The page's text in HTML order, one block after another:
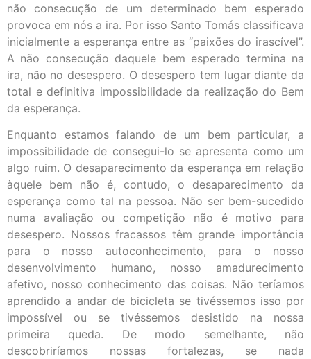
não consecução de um determinado bem esperado
provoca em nós a ira. Por isso Santo Tomás classificava
inicialmente a esperança entre as “paixões do irascível”.
A não consecução daquele bem esperado termina na
ira, não no desespero. O desespero tem lugar diante da
total e definitiva impossibilidade da realização do Bem
da esperança.
Enquanto estamos falando de um bem particular, a
impossibilidade de consegui-lo se apresenta como um
algo ruim. O desaparecimento da esperança em relação
àquele bem não é, contudo, o desaparecimento da
esperança como tal na pessoa. Não ser bem-sucedido
numa avaliação ou competição não é motivo para
desespero. Nossos fracassos têm grande importância
para o nosso autoconhecimento, para o nosso
desenvolvimento humano, nosso amadurecimento
afetivo, nosso conhecimento das coisas. Não teríamos
aprendido a andar de bicicleta se tivéssemos isso por
impossível ou se tivéssemos desistido na nossa
primeira queda. De modo semelhante, não
descobriríamos nossas fortalezas, se nada